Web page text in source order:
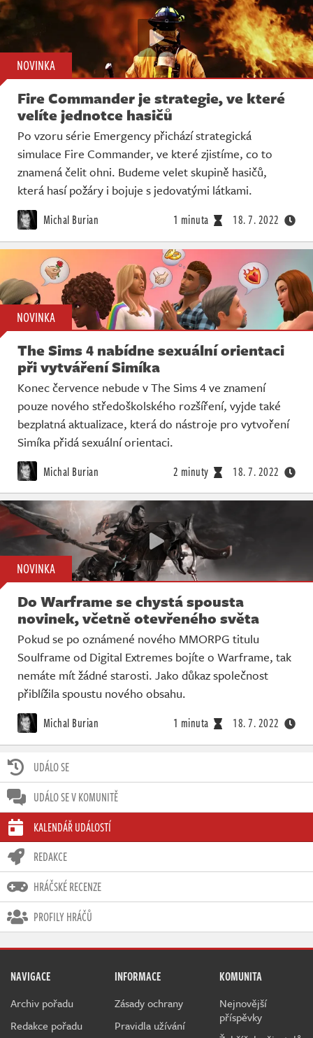
UDÁLO SE
UDÁLO SE V KOMUNITĚ
KALENDÁŘ UDÁLOSTÍ
REDAKCE
HRÁČSKÉ RECENZE
PROFILY HRÁČŮ
NOVINKA
Fire Commander je strategie, ve které
velíte jednotce hasičů
Po vzoru série Emergency přichází strategická
simulace Fire Commander, ve které zjistíme, co to
znamená čelit ohni. Budeme velet skupině hasičů,
která hasí požáry i bojuje s jedovatými látkami.
Michal Burian 1 minuta 18. 7. 2022
NOVINKA
The Sims 4 nabídne sexuální orientaci
při vytváření Simíka
Konec července nebude v The Sims 4 ve znamení
pouze nového středoškolského rozšíření, vyjde také
bezplatná aktualizace, která do nástroje pro vytvoření
Simíka přidá sexuální orientaci.
Michal Burian 2 minuty 18. 7. 2022
NOVINKA
Do Warframe se chystá spousta
novinek, včetně otevřeného světa
Pokud se po oznámené nového MMORPG titulu
Soulframe od Digital Extremes bojíte o Warframe, tak
nemáte mít žádné starosti. Jako důkaz společnost
přiblížila spoustu nového obsahu.
Michal Burian 1 minuta 18. 7. 2022
NAVIGACE
Archiv pořadu
Redakce pořadu
INFORMACE
Zásady ochrany
Pravidla užívání
KOMUNITA
Nejnovější
příspěvky